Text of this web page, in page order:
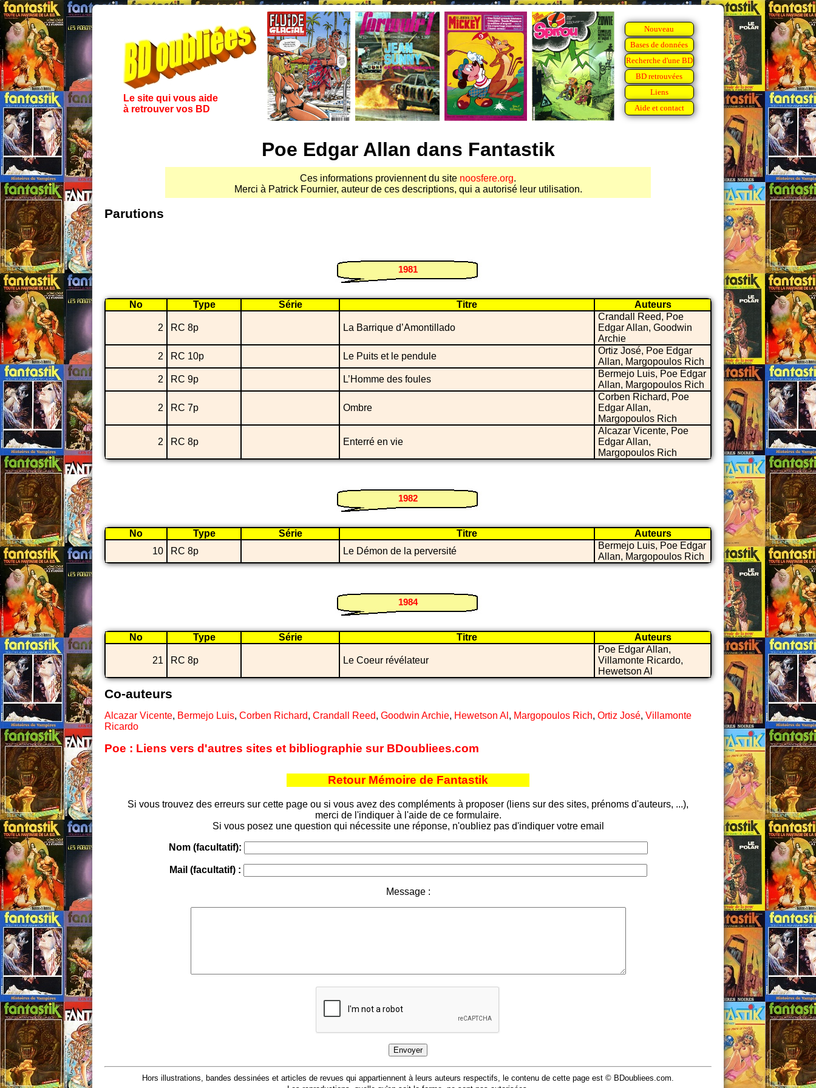
Le site qui vous aide
à retrouver vos BD
Nouveau
Bases de données
Recherche d'une BD
BD retrouvées
Liens
Aide et contact
Poe Edgar Allan dans Fantastik
Ces informations proviennent du site noosfere.org.
Merci à Patrick Fournier, auteur de ces descriptions, qui a autorisé leur utilisation.
Parutions
1981
No Type Série Titre Auteurs
2 RC 8p La Barrique d’Amontillado
Crandall Reed, Poe
Edgar Allan, Goodwin
Archie
2
RC 10p Le Puits et le pendule
Ortiz José, Poe Edgar
Allan, Margopoulos Rich
2
RC 9p L’Homme des foules
Bermejo Luis, Poe Edgar
Allan, Margopoulos Rich
2 RC 7p Ombre
Corben Richard, Poe
Edgar Allan,
Margopoulos Rich
2 RC 8p Enterré en vie
Alcazar Vicente, Poe
Edgar Allan,
Margopoulos Rich
1982
No Type Série Titre
Auteurs
10
RC 8p Le Démon de la perversité
Bermejo Luis, Poe Edgar
Allan, Margopoulos Rich
1984
No Type Série Titre Auteurs
21 RC 8p Le Coeur révélateur
Poe Edgar Allan,
Villamonte Ricardo,
Hewetson Al
Co-auteurs
Alcazar Vicente, Bermejo Luis, Corben Richard, Crandall Reed, Goodwin Archie, Hewetson Al , Margopoulos Rich, Ortiz José, Villamonte
Ricardo
Poe : Liens vers d'autres sites et bibliographie sur BDoubliees.com
Retour Mémoire de Fantastik
Si vous trouvez des erreurs sur cette page ou si vous avez des compléments à proposer (liens sur des sites, prénoms d'auteurs, ...),
merci de l'indiquer à l'aide de ce formulaire.
Si vous posez une question qui nécessite une réponse, n'oubliez pas d'indiquer votre email
Nom (facultatif):
Mail (facultatif) :
Message :
Hors illustrations, bandes dessinées et articles de revues qui appartiennent à leurs auteurs respectifs, le contenu de cette page est © BDoubliees.com.